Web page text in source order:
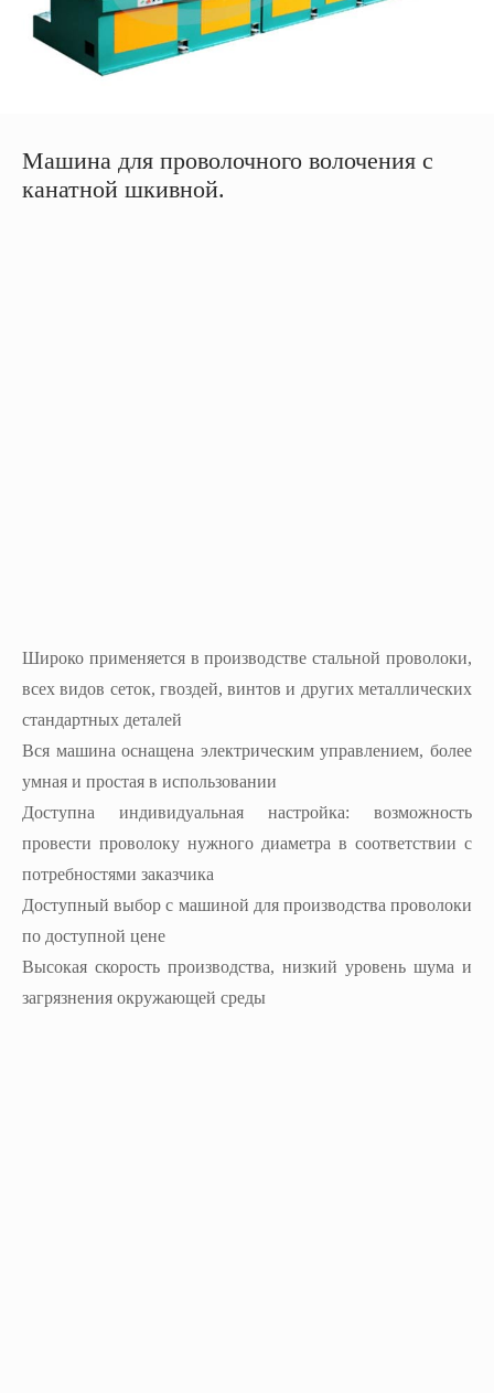
Машина для проволочного волочения с
канатной шкивной.
Широко применяется в производстве стальной проволоки,
всех видов сеток, гвоздей, винтов и других металлических
стандартных деталей
Вся машина оснащена электрическим управлением, более
умная и простая в использовании
Доступна индивидуальная настройка: возможность
провести проволоку нужного диаметра в соответствии с
потребностями заказчика
Доступный выбор с машиной для производства проволоки
по доступной цене
Высокая скорость производства, низкий уровень шума и
загрязнения окружающей среды